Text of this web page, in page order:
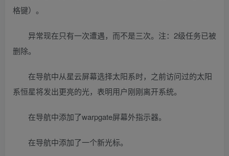
格键）。
异常现在只有一次遭遇，而不是三次。注：2级任务已被
删除。
在导航中从星云屏幕选择太阳系时，之前访问过的太阳
系恒星将发出更亮的光，表明用户刚刚离开系统。
在导航中添加了warpgate屏幕外指示器。
在导航中添加了一个新光标。